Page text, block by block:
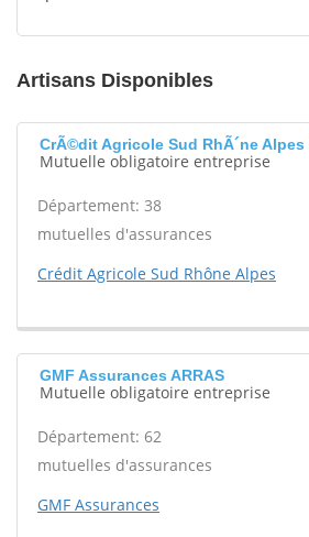
Artisans Disponibles
CrÃ©dit Agricole Sud RhÃ´ne Alpes
Mutuelle obligatoire entreprise
Département: 38
mutuelles d'assurances
Crédit Agricole Sud Rhône Alpes
GMF Assurances ARRAS
Mutuelle obligatoire entreprise
Département: 62
mutuelles d'assurances
GMF Assurances